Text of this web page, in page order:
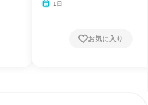
1日
お気に入り